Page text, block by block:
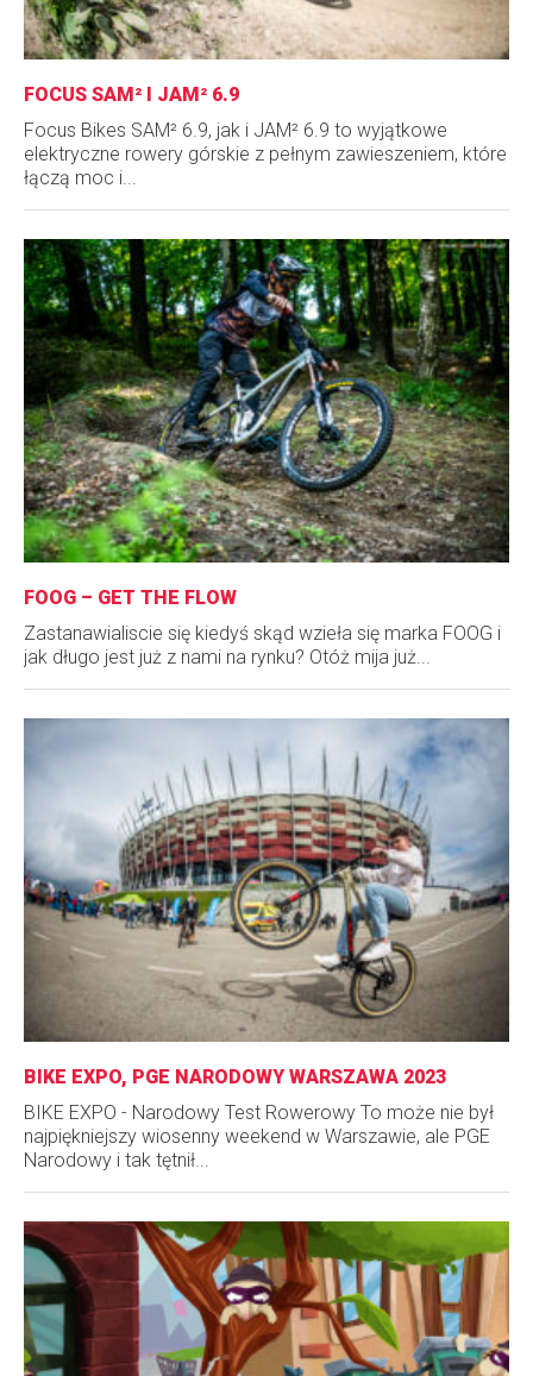
FOCUS SAM² I JAM² 6.9
Focus Bikes SAM² 6.9, jak i JAM² 6.9 to wyjątkowe
elektryczne rowery górskie z pełnym zawieszeniem, które
łączą moc i...
FOOG – GET THE FLOW
Zastanawialiscie się kiedyś skąd wzieła się marka FOOG i
jak długo jest już z nami na rynku? Otóż mija już...
BIKE EXPO, PGE NARODOWY WARSZAWA 2023
BIKE EXPO - Narodowy Test Rowerowy To może nie był
najpiękniejszy wiosenny weekend w Warszawie, ale PGE
Narodowy i tak tętnił...